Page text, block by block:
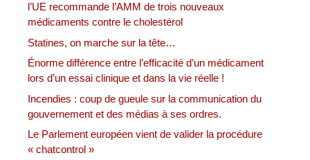
l’UE recommande l’AMM de trois nouveaux
médicaments contre le cholestérol
Statines, on marche sur la tête…
Énorme différence entre l’efficacité d’un médicament
lors d’un essai clinique et dans la vie réelle !
Incendies : coup de gueule sur la communication du
gouvernement et des médias à ses ordres.
Le Parlement européen vient de valider la procédure
« chatcontrol »